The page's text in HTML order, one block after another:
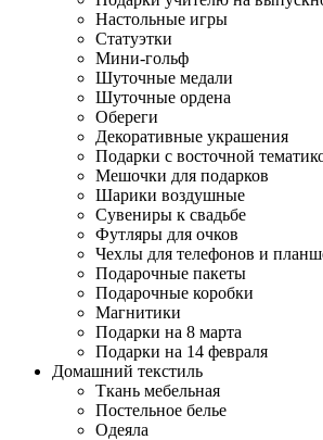
Настольные игры
Статуэтки
Мини-гольф
Шуточные медали
Шуточные ордена
Обереги
Декоративные украшения
Подарки с восточной
Мешочки для подарков
Шарики воздушные
Сувениры к свадьбе
Футляры для очков
Чехлы для телефонов и
Подарочные пакеты
Подарочные коробки
Магнитики
Подарки на 8 марта
Подарки на 14 февраля
Домашний текстиль
Ткань мебельная
Постельное белье
Одеяла